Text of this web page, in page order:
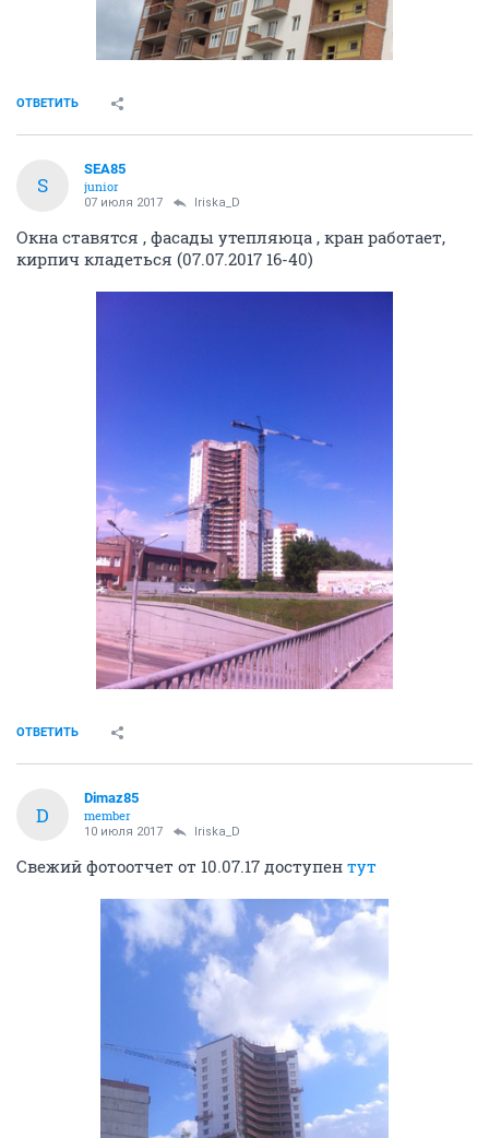
ОТВЕТИТЬ
S
SEA85
junior
07 июля 2017 Iriska_D
Окна ставятся , фасады утепляюца , кран работает,
кирпич кладеться (07.07.2017 16-40)
ОТВЕТИТЬ
D
Dimaz85
member
10 июля 2017 Iriska_D
Свежий фотоотчет от 10.07.17 доступен тут